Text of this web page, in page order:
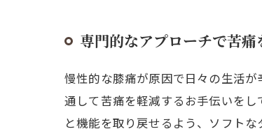
専門的なアプローチで苦痛
慢性的な膝痛が原因で日々の生活
通して苦痛を軽減するお手伝いを
と機能を取り戻せるよう、ソフト